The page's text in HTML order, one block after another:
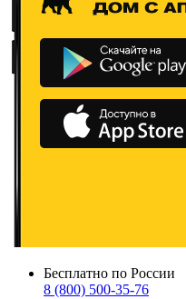
Бесплатно по России
8 (800) 500-35-76